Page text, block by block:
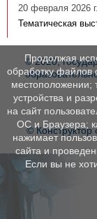
20 февраля 2026 г.
Тематическая
© 2020,
© Конструктор
Продолжая
обработку файлов
местоположении;
устройства и
на сайт
ОС и Браузера;
нажимает
сайта и
Если вы не